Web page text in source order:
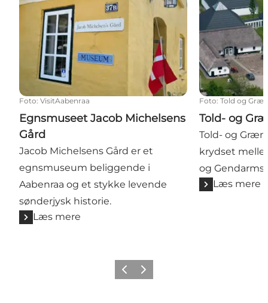
Foto: VisitAabenraa
Egnsmuseet Jacob Michelsens
Gård
Jacob Michelsens Gård er et
egnsmuseum beliggende i
Aabenraa og et stykke levende
sønderjysk historie.
Læs mere
Foto: Told og
Told- og
Told- og
krydset
og
Læs mere
ForrigeNæste